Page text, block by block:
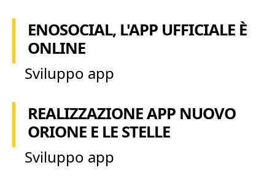
ENOSOCIAL, L'APP UFFICIALE È
ONLINE
Sviluppo app
REALIZZAZIONE APP NUOVO
ORIONE E LE STELLE
Sviluppo app